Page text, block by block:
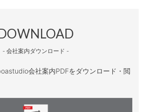
- 会社案内ダウンロード -
会社案内PDFをダウンロード・閲